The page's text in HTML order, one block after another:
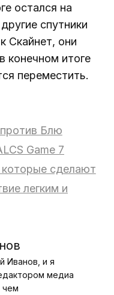
остался на
спутники
Скайнет, они
конечном итоге
переместить.
Блю
Game 7
сделают
легким и
Иванов, и я
медиа
чем